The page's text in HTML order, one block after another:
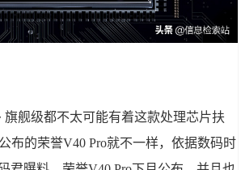
旗舰级都不太可能有着这款处理芯片扶
布的荣誉V40 Pro就不一样，依据数码时